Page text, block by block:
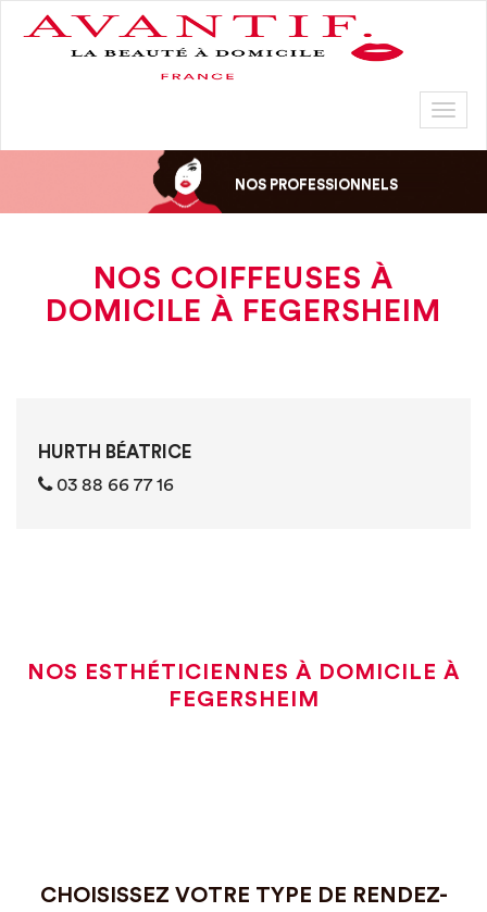
NOS PROFESSIONNELS
NOS COIFFEUSES À
DOMICILE À FEGERSHEIM
HURTH BÉATRICE
03 88 66 77 16
NOS ESTHÉTICIENNES À DOMICILE À
FEGERSHEIM
CHOISISSEZ VOTRE TYPE DE RENDEZ-